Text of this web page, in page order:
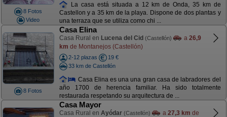
8 Fotos
Video
La casa está situada a 12 km de Onda, 35 km de
Castellon y a 35 km de la playa. Dispone de dos plantas y
una terraza que se utiliza como chi ...
8 Fotos
Casa Elina
Casa Rural en Lucena del Cid (Castellón) a 26,9
km de Montanejos (Castellón)
2-12 plazas
19 €
33 km de Castellón
Casa Elina es una una gran casa de labradores del
año 1700 de herencia familiar. Ha sido totalmente
restaurada respetando su arquitectura de ...
Casa Mayor
Casa Rural en Ayódar (Castellón) a 27,3 km de